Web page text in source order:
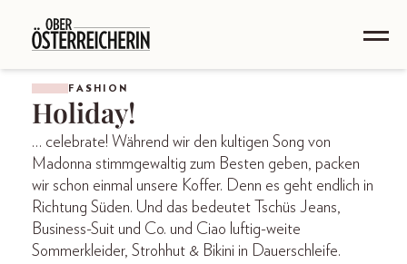
FASHION
Holiday!
… celebrate! Während wir den kultigen Song von
Madonna stimmgewaltig zum Besten geben, packen
wir schon einmal unsere Koffer. Denn es geht endlich in
Richtung Süden. Und das bedeutet Tschüs Jeans,
Business-Suit und Co. und Ciao luftig-weite
Sommerkleider, Strohhut & Bikini in Dauerschleife.